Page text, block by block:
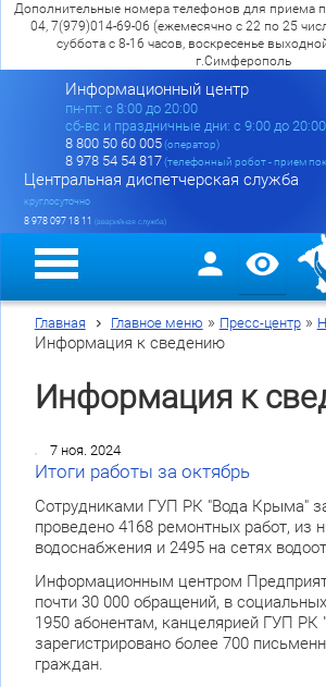
Дополнительные номера телефонов для приема
04, 7(979)014-69-06 (ежемесячно с 22 по 25
суббота с 8-16 часов, воскресенье
г.Симферополь
Информационный центр
пн-пт: c 8:00 до 20:00
сб-вс и праздничные дни: с 9:00 до 20:00
8 800 50 60 005(оператор)
8 978 54 54 817(телефонный робот - прием
Центральная диспетчерская служба
круглосуточно
8 978 097 18 11 (аварийная служба)
Главная Главное меню » Пресс-центр»
Информация к сведению
Информация к
7 ноя. 2024
Итоги работы за октябрь
Сотрудниками ГУП РК "Вода Крыма"
проведено 4168 ремонтных работ, из
водоснабжения и 2495 на сетях
Информационным центром
почти 30 000 обращений, в
1950 абонентам, канцелярией ГУП
зарегистрировано более 700
граждан.